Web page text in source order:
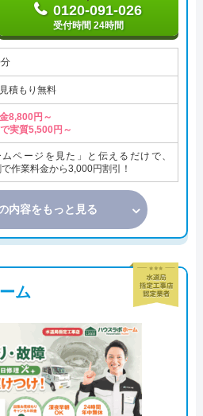
0120-091-026
受付時間 24時間
積もり無料
8,800円～
実質5,500円～
ムページを見た」と伝えるだけで、
作業料金から3,000円割引！
内容をもっと見る
ム